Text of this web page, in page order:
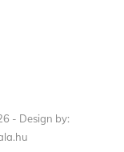
- Design by: